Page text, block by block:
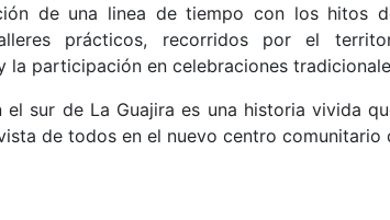
de una linea de tiempo con los hitos de
prácticos, recorridos por el
participación en celebraciones
el sur de La Guajira es una historia vivida
de todos en el nuevo centro comunitario